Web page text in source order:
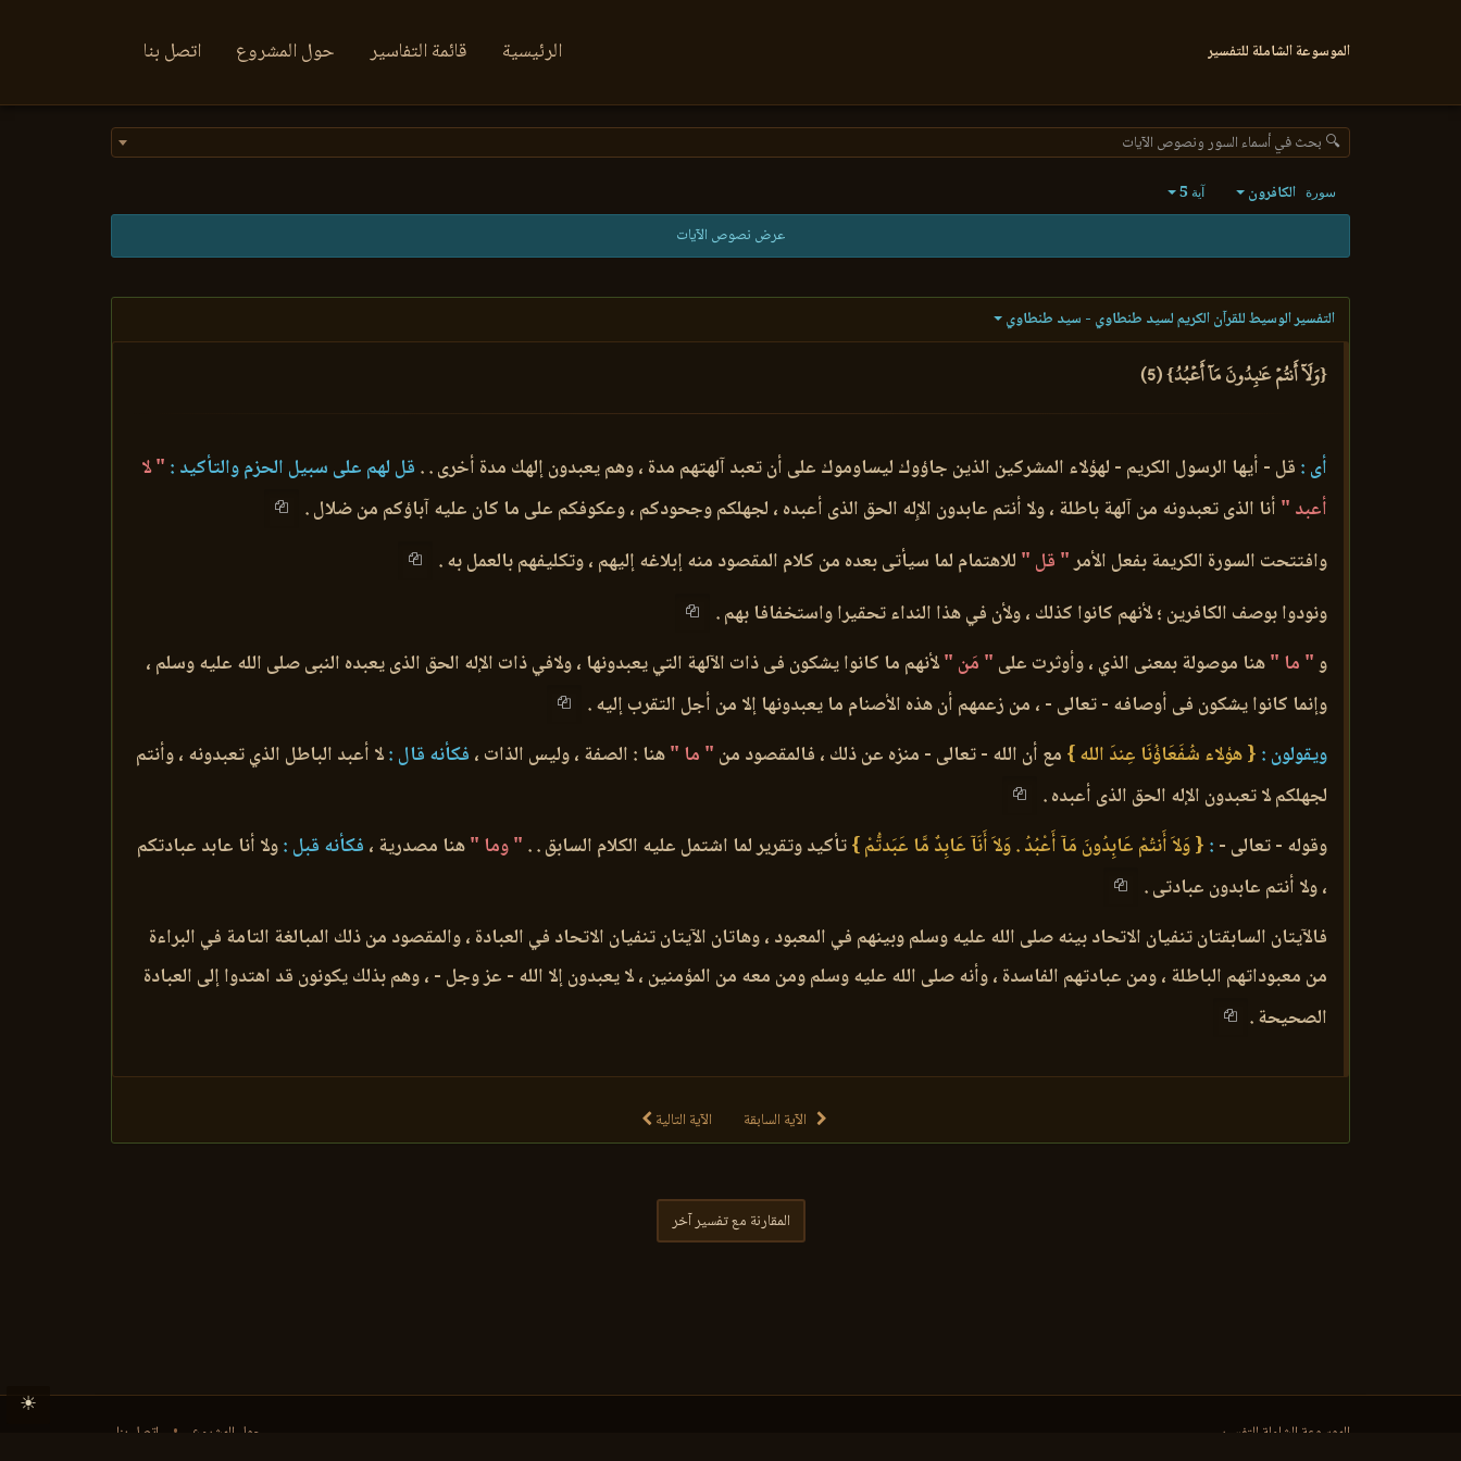
الموسوعة الشاملة للتفسير الرئيسية قائمة التفاسير حول المشروع اتصل بنا
🔍 بحث في أسماء السور ونصوص الآيات
سورة الكافرون آية 5
عرض نصوص الآيات
التفسير الوسيط للقرآن الكريم لسيد طنطاوي - سيد طنطاوي
{وَلَآ أَنتُمۡ عَٰبِدُونَ مَآ أَعۡبُدُ} (5)
أى : قل - أيها الرسول الكريم - لهؤلاء المشركين الذين جاؤوك ليساوموك على أن تعبد آلهتهم مدة ، وهم يعبدون إلهك مدة أخرى . . قل لهم على سبيل الحزم والتأكيد : " لا
أعبد " أنا الذى تعبدونه من آلهة باطلة ، ولا أنتم عابدون الإِله الحق الذى أعبده ، لجهلكم وجحودكم ، وعكوفكم على ما كان عليه آباؤكم من ضلال .
وافتتحت السورة الكريمة بفعل الأمر" قل " للاهتمام لما سيأتى بعده من كلام المقصود منه إبلاغه إليهم ، وتكليفهم بالعمل به .
ونودوا بوصف الكافرين ؛ لأنهم كانوا كذلك ، ولأن في هذا النداء تحقيرا واستخفافا بهم .
و" ما "هنا موصولة بمعنى الذي ، وأوثرت على " مَن "لأنهم ما كانوا يشكون فى ذات الآلهة التي يعبدونها ، ولافي ذات الإله الحق الذى يعبده النبى صلى الله عليه وسلم ،
وإنما كانوا يشكون فى أوصافه - تعالى - ، من زعمهم أن هذه الأصنام ما يعبدونها إلا من أجل التقرب إليه .
ويقولون : { هؤلاء شُفَعَاؤُنَا عِندَ الله } مع أن الله - تعالى - منزه عن ذلك ، فالمقصود من " ما "هنا : الصفة ، وليس الذات ، فكأنه قال :لا أعبد الباطل الذي تعبدونه ، وأنتم
لجهلكم لا تعبدون الإله الحق الذى أعبده .
وقوله - تعالى - : { وَلاَ أَنتُمْ عَابِدُونَ مَآ أَعْبُدُ . وَلاَ أَنَآ عَابِدٌ مَّا عَبَدتُّمْ }تأكيد وتقرير لما اشتمل عليه الكلام السابق . . " وما "هنا مصدرية ، فكأنه قبل :ولا أنا عابد عبادتكم
، ولا أنتم عابدون عبادتى .
فالآيتان السابقتان تنفيان الاتحاد بينه صلى الله عليه وسلم وبينهم في المعبود ، وهاتان الآيتان تنفيان الاتحاد في العبادة ، والمقصود من ذلك المبالغة التامة في البراءة
من معبوداتهم الباطلة ، ومن عبادتهم الفاسدة ، وأنه صلى الله عليه وسلم ومن معه من المؤمنين ، لا يعبدون إلا الله - عز وجل - ، وهم بذلك يكونون قد اهتدوا إلى العبادة
الصحيحة .
الآية السابقة الآية التالية
المقارنة مع تفسير آخر
حول المشروع • اتصل بنا الموسوعة الشاملة للتفسير
☀